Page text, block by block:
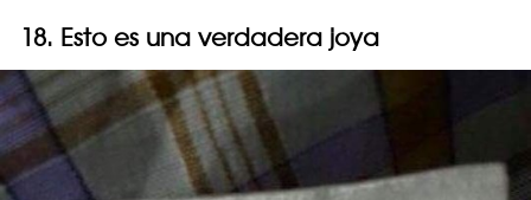
18. Esto es una verdadera joya